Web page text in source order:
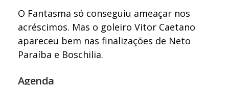
O Fantasma só conseguiu ameaçar nos
acréscimos. Mas o goleiro Vitor Caetano
apareceu bem nas finalizações de Neto
Paraíba e Boschilia.
Agenda